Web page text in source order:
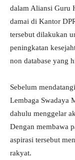
dalam Aliansi Guru
damai di Kantor
tersebut dilakukan
peningkatan
non database yang
Sebelum
Lembaga Swadaya
dahulu menggelar
Dengan membawa
aspirasi tersebut
rakyat.